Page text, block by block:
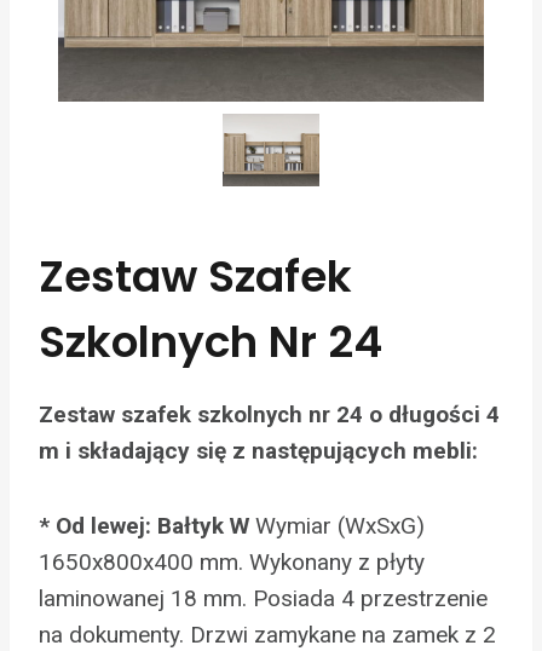
Zestaw Szafek
Szkolnych Nr 24
Zestaw szafek szkolnych nr 24 o długości 4
m i składający się z następujących mebli:
* Od lewej: Bałtyk W Wymiar (WxSxG)
1650x800x400 mm. Wykonany z płyty
laminowanej 18 mm. Posiada 4 przestrzenie
na dokumenty. Drzwi zamykane na zamek z 2